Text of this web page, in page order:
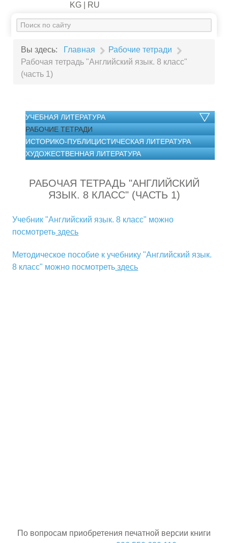
KG | RU
Искать...
Вы здесь: Главная
Рабочие тетради
Рабочая тетрадь "Английский язык. 8 класс"
(часть 1)
УЧЕБНАЯ ЛИТЕРАТУРА
РАБОЧИЕ ТЕТРАДИ
ИСТОРИКО-ПУБЛИЦИСТИЧЕСКАЯ ЛИТЕРАТУРА
ХУДОЖЕСТВЕННАЯ ЛИТЕРАТУРА
РАБОЧАЯ ТЕТРАДЬ "АНГЛИЙСКИЙ
ЯЗЫК. 8 КЛАСС" (ЧАСТЬ 1)
Учебник "Английский язык. 8 класс" можно
посмотреть здесь
Методическое пособие к учебнику "Английский язык.
8 класс" можно посмотреть здесь
По вопросам приобретения печатной версии книги